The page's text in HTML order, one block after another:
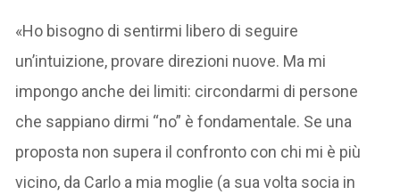
«Ho bisogno di sentirmi libero di seguire
un’intuizione, provare direzioni nuove. Ma mi
impongo anche dei limiti: circondarmi di persone
che sappiano dirmi “no” è fondamentale. Se una
proposta non supera il confronto con chi mi è più
vicino, da Carlo a mia moglie (a sua volta socia in